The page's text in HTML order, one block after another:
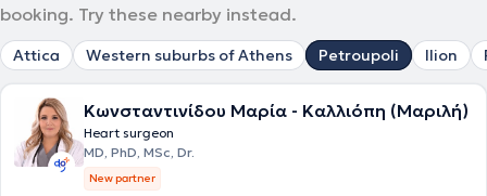
booking. Try these nearby instead.
Attica Western suburbs of Athens Petroupoli Ilion
Κωνσταντινίδου Μαρία - Καλλιόπη (Μαριλή)
Heart surgeon
MD, PhD, MSc, Dr.
New partner